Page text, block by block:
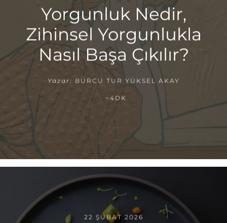
Yorgunluk Nedir,
Zihinsel Yorgunlukla
Nasıl Başa Çıkılır?
Yazar: BURCU TUR YÜKSEL AKAY
~4DK
22 ŞUBAT 2026